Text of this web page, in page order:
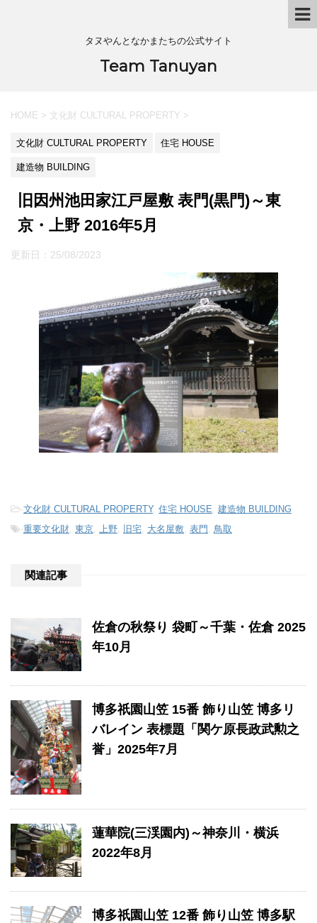
タヌやんとなかまたちの公式サイト
Team Tanuyan
HOME > 文化財 CULTURAL PROPERTY >
文化財 CULTURAL PROPERTY 住宅 HOUSE
建造物 BUILDING
旧因州池田家江戸屋敷 表門(黒門)～東
京・上野 2016年5月
更新日： 25/08/2023
-文化財 CULTURAL PROPERTY, 住宅 HOUSE 建造物 BUILDING
-重要文化財 東京 上野 旧宅 大名屋敷 表門 鳥取
関連記事
佐倉の秋祭り 袋町～千葉・佐倉 2025
年10月
博多祇園山笠 15番 飾り山笠 博多リ
バレイン 表標題「関ケ原長政武勲之
誉」2025年7月
蓮華院(三渓園内)～神奈川・横浜
2022年8月
博多祇園山笠 12番 飾り山笠 博多駅